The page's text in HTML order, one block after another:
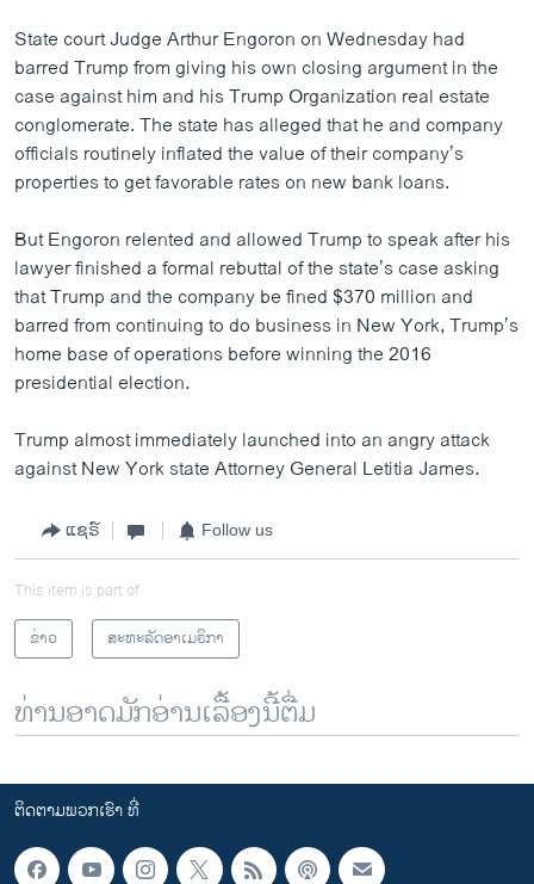
State court Judge Arthur Engoron on Wednesday had
barred Trump from giving his own closing argument in the
case against him and his Trump Organization real estate
conglomerate. The state has alleged that he and company
officials routinely inflated the value of their company’s
properties to get favorable rates on new bank loans.
But Engoron relented and allowed Trump to speak after his
lawyer finished a formal rebuttal of the state’s case asking
that Trump and the company be fined $370 million and
barred from continuing to do business in New York, Trump’s
home base of operations before winning the 2016
presidential election.
Trump almost immediately launched into an angry attack
against New York state Attorney General Letitia James.
ແຊຣ໌ Follow us
This item is part of
ຂ່າວ
ສະຫະລັດອາເມຣິກາ
ທ່ານອາດມັກອ່ານເລື້ອງນີ້ຕື່ມ
ຕິດຕາມພວກເຮົາ ທີ່